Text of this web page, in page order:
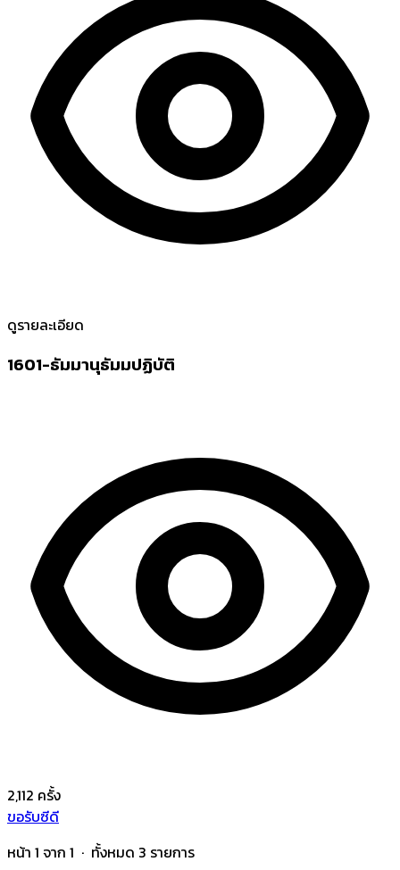
ดูรายละเอียด
1601-ธัมมานุธัมมปฏิบัติ
2,112 ครั้ง
ขอรับซีดี
หน้า 1 จาก 1 · ทั้งหมด 3 รายการ